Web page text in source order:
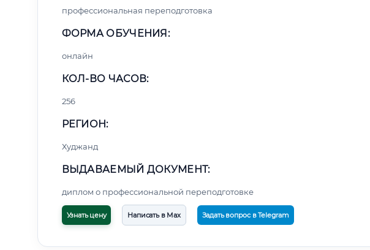
профессиональная переподготовка
ФОРМА ОБУЧЕНИЯ:
онлайн
КОЛ-ВО ЧАСОВ:
256
РЕГИОН:
Худжанд
ВЫДАВАЕМЫЙ ДОКУМЕНТ:
диплом о профессиональной переподготовке
Узнать цену Написать в Max Задать вопрос в Telegram